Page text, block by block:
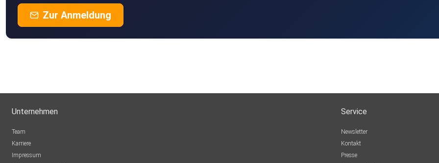
Hier kannst Du direkt loslegen! auf Apple Podcast oder Spotify
Bewertung abgeben!
Um keine Episode mehr zu verpassen, kannst Du meinen Podcast
direkt in Apple Podcast abonnieren.
Zur Anmeldung
Unternehmen
Team
Karriere
Impressum
Service
Newsletter
Kontakt
Presse